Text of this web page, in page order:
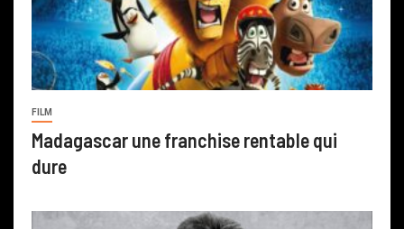
FILM
Madagascar une franchise rentable qui
dure